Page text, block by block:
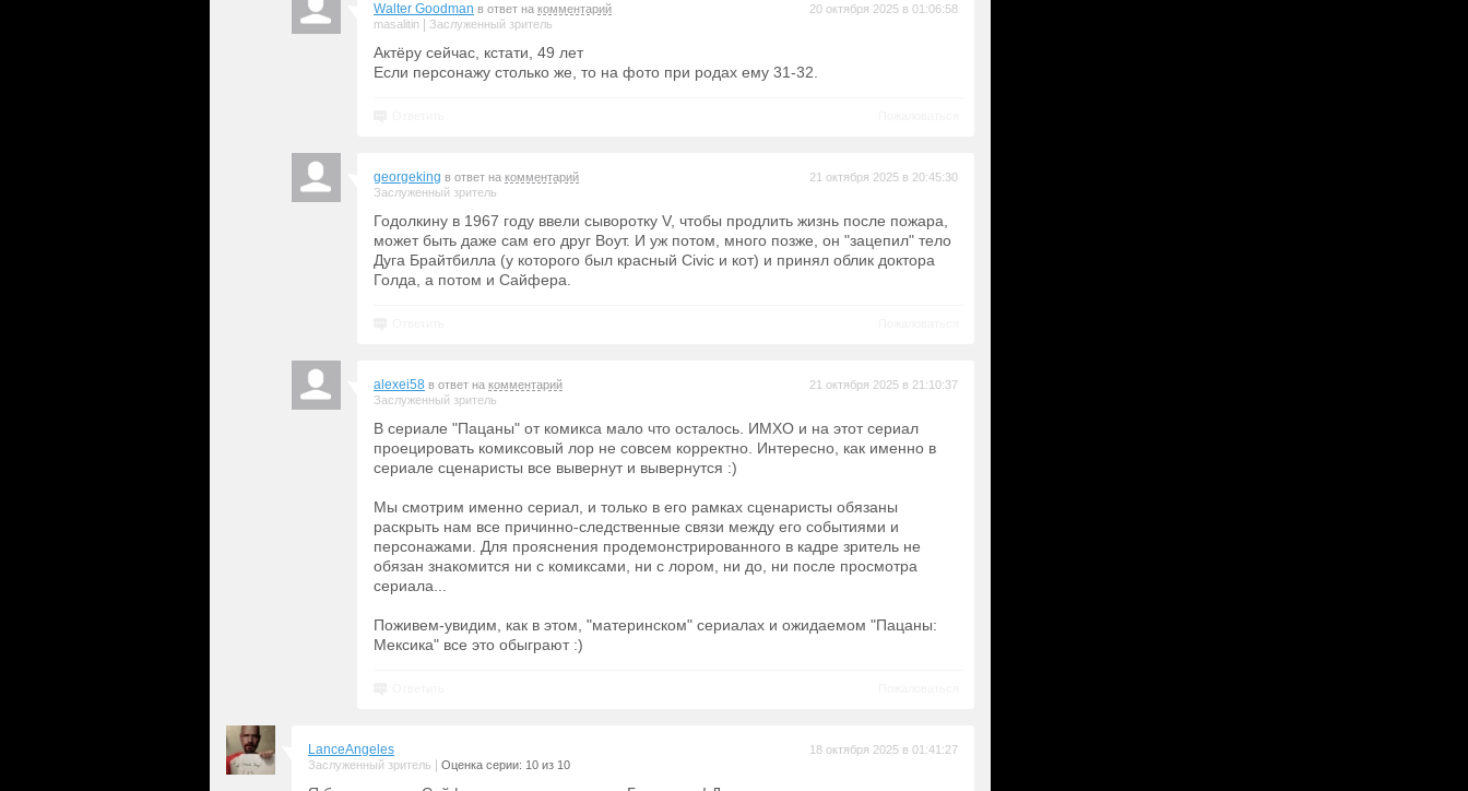
Walter Goodman в ответ на комментарий
masalitin
Заслуженный зритель
20 октября 2025 в 01:06:58
Актёру сейчас, кстати, 49 лет
Если персонажу столько же, то на фото при родах ему 31-32.
georgeking в ответ на комментарий
Заслуженный зритель
21 октября 2025 в 20:45:30
Годолкину в 1967 году ввели сыворотку V, чтобы продлить жизнь после пожара,
может быть даже сам его друг Воут. И уж потом, много позже, он "зацепил" тело
Дуга Брайтбилла (у которого был красный Civic и кот) и принял облик доктора
Голда, а потом и Сайфера.
alexei58 в ответ на комментарий
Заслуженный зритель
21 октября 2025 в 21:10:37
В сериале "Пацаны" от комикса мало что осталось. ИМХО и на этот сериал
проецировать комиксовый лор не совсем корректно. Интересно, как именно в
сериале сценаристы все вывернут и вывернутся :)
Мы смотрим именно сериал, и только в его рамках сценаристы обязаны
раскрыть нам все причинно-следственные связи между его событиями и
персонажами. Для прояснения продемонстрированного в кадре зритель не
обязан знакомится ни с комиксами, ни с лором, ни до, ни после просмотра
сериала...
Поживем-увидим, как в этом, "материнском" сериалах и ожидаемом "Пацаны:
Мексика" все это обыграют :)
LanceAngeles
Заслуженный зритель Оценка серии: 10 из 10
18 октября 2025 в 01:41:27